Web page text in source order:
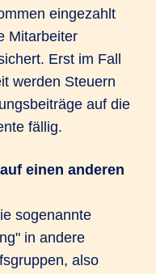
eingezahlt
Mitarbeiter
Erst im Fall
werden Steuern
auf die
fällig.
einen anderen
sogenannte
in andere
also